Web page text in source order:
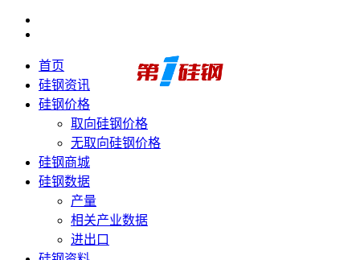
首页
硅钢资讯
硅钢价格
取向硅钢价格
无取向硅钢价格
硅钢商城
硅钢数据
产量
相关产业数据
进出口